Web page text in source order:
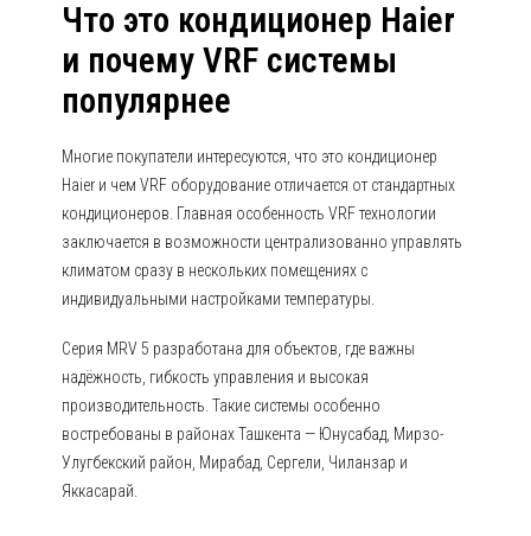
Что это кондиционер Haier
и почему VRF системы
популярнее
Многие покупатели интересуются, что это кондиционер
Haier и чем VRF оборудование отличается от стандартных
кондиционеров. Главная особенность VRF технологии
заключается в возможности централизованно управлять
климатом сразу в нескольких помещениях с
индивидуальными настройками температуры.
Серия MRV 5 разработана для объектов, где важны
надёжность, гибкость управления и высокая
производительность. Такие системы особенно
востребованы в районах Ташкента — Юнусабад, Мирзо-
Улугбекский район, Мирабад, Сергели, Чиланзар и
Яккасарай.